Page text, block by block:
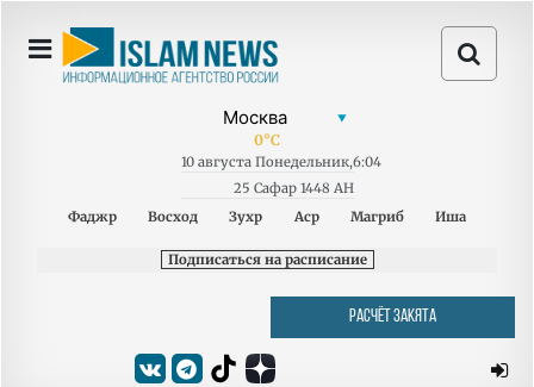
0°C
10 августа Понедельник,6:04
25 Сафар 1448 AH
Фаджр
Восход Зухр Аср Магриб Иша
Подписаться на расписание
РАСЧЁТ ЗАКЯТА